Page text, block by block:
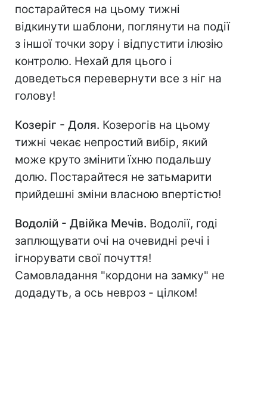
постарайтеся на цьому тижні
відкинути шаблони, поглянути на події
з іншої точки зору і відпустити ілюзію
контролю. Нехай для цього і
доведеться перевернути все з ніг на
голову!
Козеріг - Доля. Козерогів на цьому
тижні чекає непростий вибір, який
може круто змінити їхню подальшу
долю. Постарайтеся не затьмарити
прийдешні зміни власною впертістю!
Водолій - Двійка Мечів. Водолії, годі
заплющувати очі на очевидні речі і
ігнорувати свої почуття!
Самовладання "кордони на замку" не
додадуть, а ось невроз - цілком!